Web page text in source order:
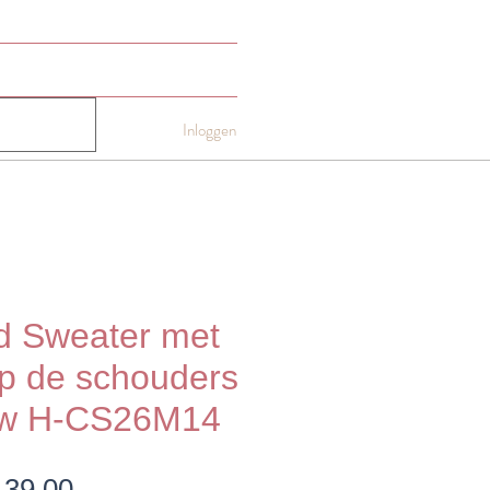
Inloggen
Sweater met
de schouders
H-CS26M14